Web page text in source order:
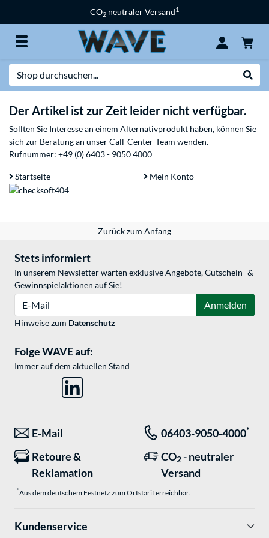
CO2 neutraler Versand1
Der Artikel ist zur Zeit leider nicht verfügbar.
Sollten Sie Interesse an einem Alternativprodukt haben, können Sie
sich zur Beratung an unser Call-Center-Team wenden.
Rufnummer: +49 (0) 6403 - 9050 4000
Startseite Mein Konto
Zurück zum Anfang
Stets informiert
In unserem Newsletter warten exklusive Angebote, Gutschein- &
Gewinnspielaktionen auf Sie!
Anmelden
Hinweise zum Datenschutz
Folge WAVE auf:
Immer auf dem aktuellen Stand
E-Mail 06403-9050-4000*
Retoure &
Reklamation
CO2 - neutraler
Versand
*Aus dem deutschem Festnetz zum Ortstarif erreichbar.
Kundenservice